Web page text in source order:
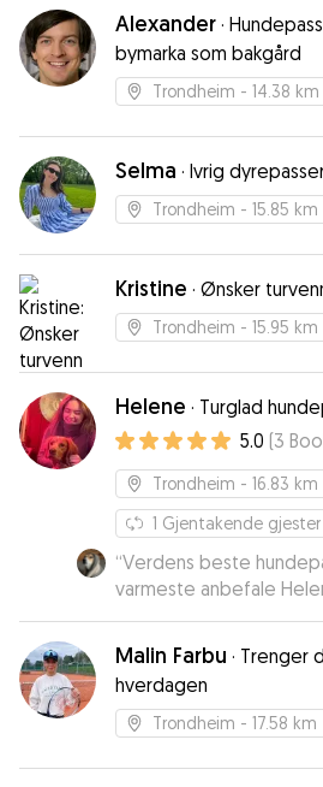
Alexander ·
bymarka som bakgård
Trondheim - 14.38 km
Selma · Ivrig
Trondheim - 15.85 km
Kristine · Ønsker
Trondheim - 15.95 km
Helene · Turglad
5.0 (3
Trondheim - 16.83 km
1 Gjentakende gjester
“Verdens beste
varmeste anbefale
Zappa i over en uke
superfornøyde. 🫶👌
Malin Farbu · Trenger
hverdagen
Trondheim - 17.58 km